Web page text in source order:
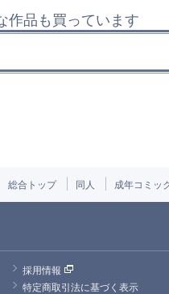
作品も買っています
総合トップ 同人 成年コミッ
採用情報
特定商取引法に基づく表示